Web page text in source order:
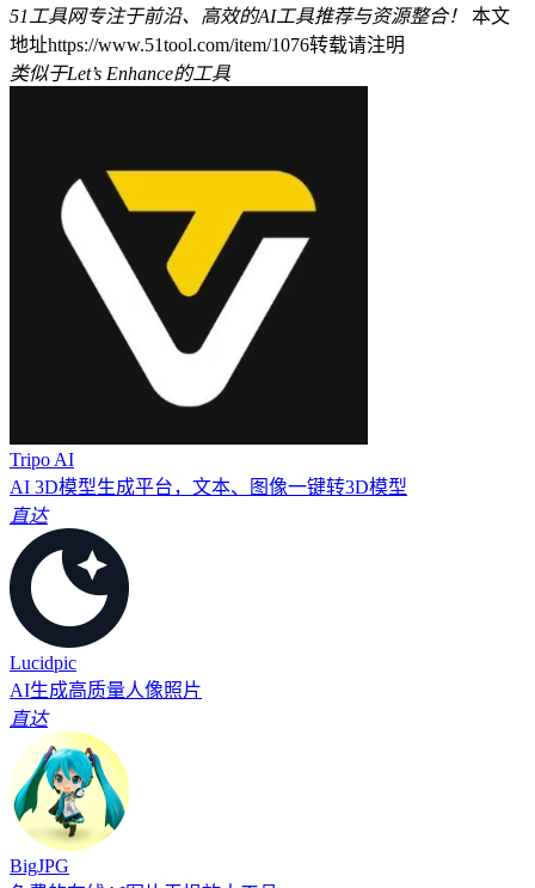
51工具网专注于前沿、高效的AI工具推荐与资源整合！
本文
地址https://www.51tool.com/item/1076转载请注明
类似于Let’s Enhance的工具
Tripo AI
AI 3D模型生成平台，文本、图像一键转3D模型
直达
Lucidpic
AI生成高质量人像照片
直达
BigJPG